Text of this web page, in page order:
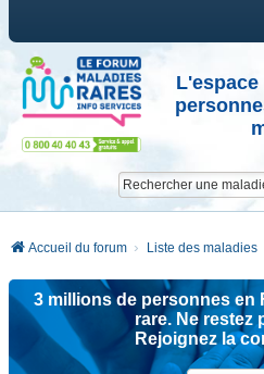
Accueil du forum Liste des maladies
3 millions de personnes en
rare. Ne restez
Rejoignez la